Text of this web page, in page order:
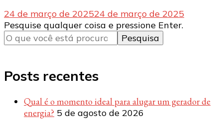
24 de março de 202524 de março de 2025
Procurando
algo?
Pesquise qualquer coisa e pressione Enter.
Posts recentes
Qual é o momento ideal para alugar um gerador de
energia? 5 de agosto de 2026